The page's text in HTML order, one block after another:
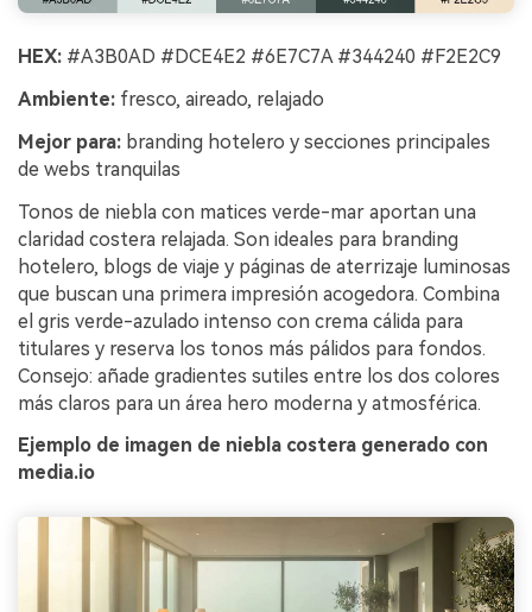
HEX: #A3B0AD #DCE4E2 #6E7C7A #344240 #F2E2C9
Ambiente: fresco, aireado, relajado
Mejor para: branding hotelero y secciones principales
de webs tranquilas
Tonos de niebla con matices verde-mar aportan una
claridad costera relajada. Son ideales para branding
hotelero, blogs de viaje y páginas de aterrizaje luminosas
que buscan una primera impresión acogedora. Combina
el gris verde-azulado intenso con crema cálida para
titulares y reserva los tonos más pálidos para fondos.
Consejo: añade gradientes sutiles entre los dos colores
más claros para un área hero moderna y atmosférica.
Ejemplo de imagen de niebla costera generado con
media.io